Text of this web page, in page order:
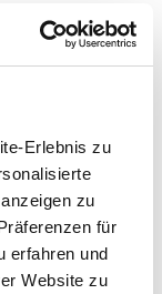
Erlebnis zu
zu
für
erfahren und
Website zu
sollte